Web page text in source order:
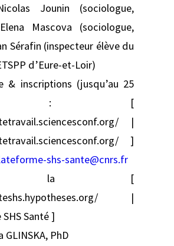
Jounin (sociologue,
Mascova (sociologue,
Sérafin (inspecteur élève du
d’Eure-et-Loir)
& inscriptions (jusqu’au 25
: [
|
]
shs-sante@cnrs.fr
la [
|
Santé ]
GLINSKA, PhD